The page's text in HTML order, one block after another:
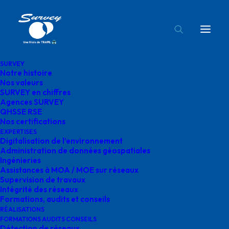
SURVEY
Notre histoire
Nos valeurs
SURVEY en chiffres
Agences SURVEY
QHSSE RSE
Nos certifications
EXPERTISES
Digitalisation de l’environnement
Administration de données géospatiales
Ingénieries
Assistances à MOA / MOE sur réseaux
Supervision de travaux
Intégrité des réseaux
Formations, audits et conseils
RÉALISATIONS
FORMATIONS AUDITS CONSEILS
Candidature
Tracez votre voie, façonnez l'avenir des
réseaux !